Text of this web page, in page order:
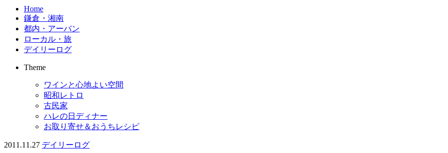
Home
鎌倉・湘南
都内・アーバン
ローカル・旅
デイリーログ
Theme
ワインと心地よい空間
昭和レトロ
古民家
ハレの日ディナー
お取り寄せ＆おうちレシピ
2011.11.27 デイリーログ